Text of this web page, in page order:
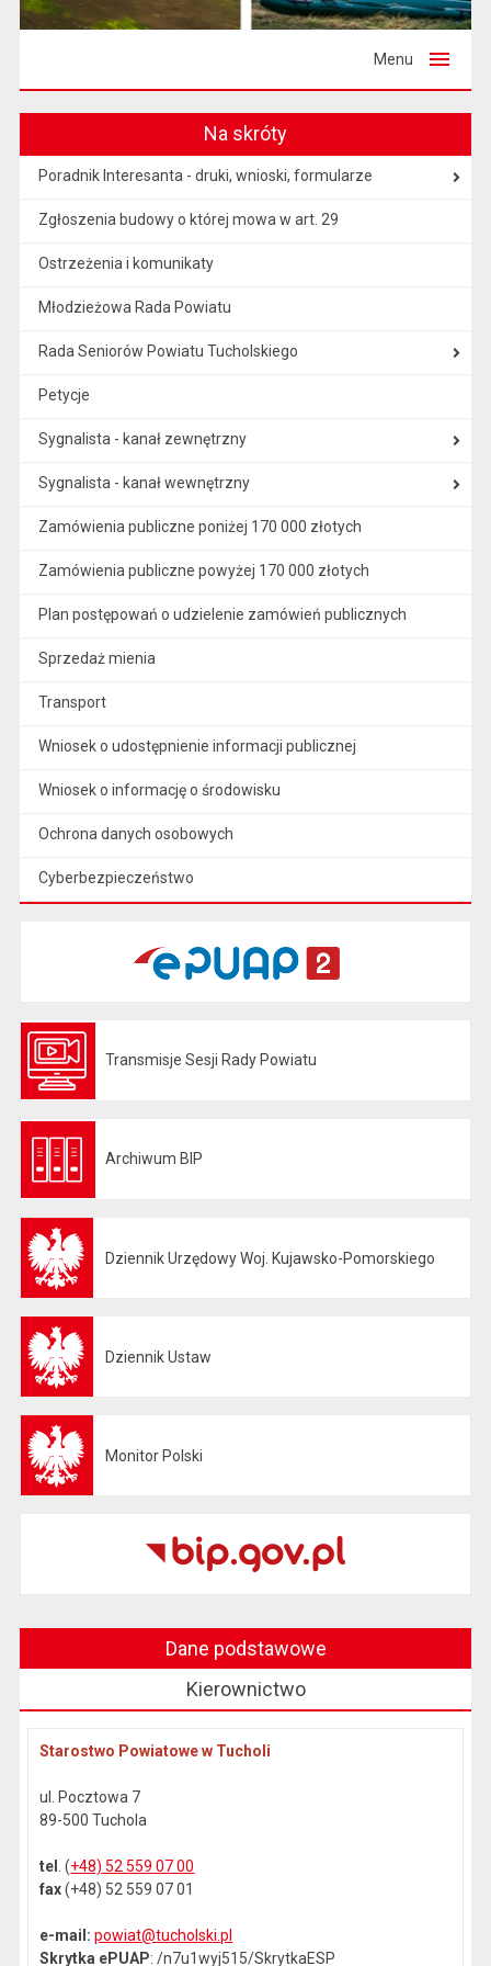
Menu
Na skróty
Poradnik Interesanta - druki, wnioski, formularze
Zgłoszenia budowy o której mowa w art. 29
Ostrzeżenia i komunikaty
Młodzieżowa Rada Powiatu
Rada Seniorów Powiatu Tucholskiego
Petycje
Sygnalista - kanał zewnętrzny
Sygnalista - kanał wewnętrzny
Zamówienia publiczne poniżej 170 000 złotych
Zamówienia publiczne powyżej 170 000 złotych
Plan postępowań o udzielenie zamówień publicznych
Sprzedaż mienia
Transport
Wniosek o udostępnienie informacji publicznej
Wniosek o informację o środowisku
Ochrona danych osobowych
Cyberbezpieczeństwo
Transmisje Sesji Rady Powiatu
Archiwum BIP
Dziennik Urzędowy Woj. Kujawsko-Pomorskiego
Dziennik Ustaw
Monitor Polski
Dane podstawowe
Kierownictwo
Starostwo Powiatowe w Tucholi
ul. Pocztowa 7
89-500 Tuchola
tel . (+48) 52 559 07 00
fax(+48) 52 559 07 01
e-mail:powiat@tucholski.pl
Skrytka ePUAP: /n7u1wyj515/SkrytkaESP